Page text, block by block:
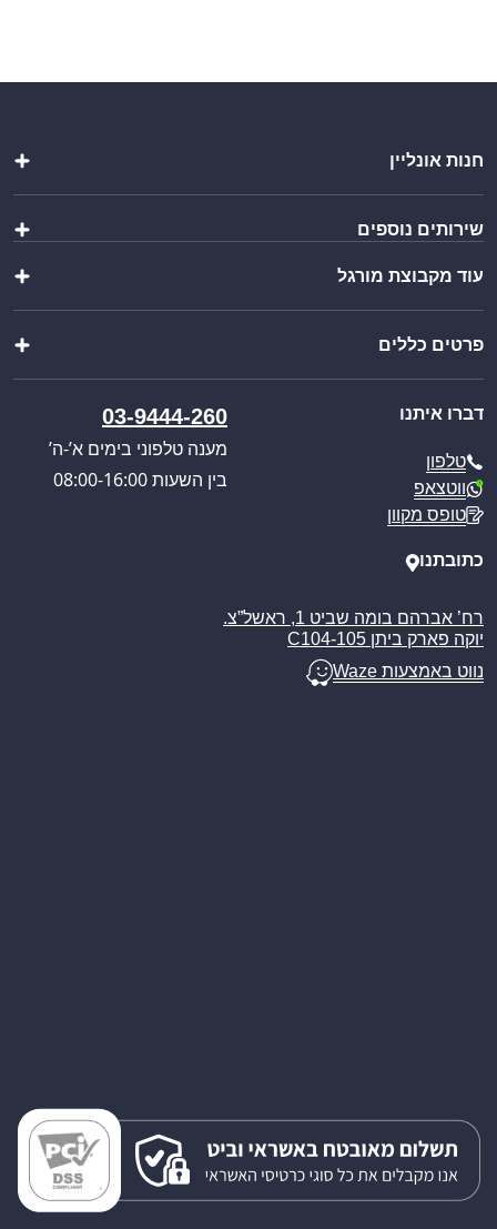
חנות אונליין
שולחנות ומשטחי עבודה
ציוד מטבח
מוצרי פרזול נירוסטה
מוצרים נוספים
שירותים נוספים
הוראות הרכבה
בקשת הצעת מחיר
קטלוג מוצרים
כניסה לאזור אישי
עוד מקבוצת מורגל
וואנגו קרוואנים
פול סרוויס
פרטים כללים
חוויית הבישול החדשה
מדיניות הפרטיות
מדיניות משלוחים
ביטול עסקה
מאמרים
דברו איתנו
טלפון
ווטצאפ
טופס מקוון
03-9444-260
מענה טלפוני בימים א’-ה’
בין השעות 08:00-16:00
כתובתנו
רח’ אברהם בומה שביט 1, ראשל”צ.
יוקה פארק ביתן C104-105
נווט באמצעות Waze